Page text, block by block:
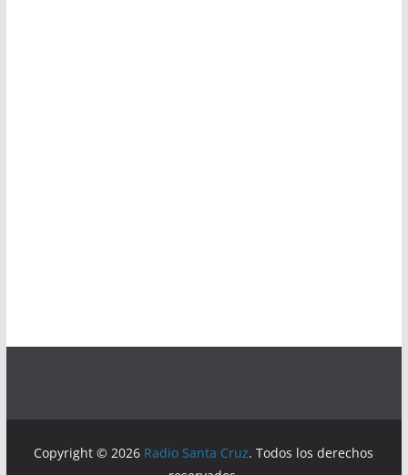
Copyright © 2026 Radio Santa Cruz. Todos los derechos